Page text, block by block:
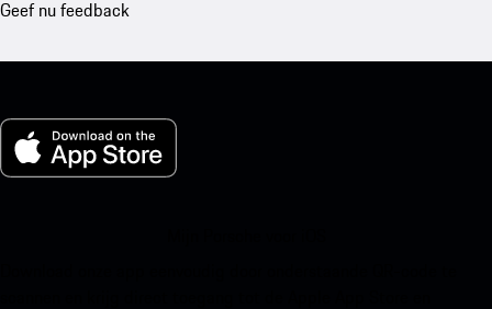
Geef nu feedback